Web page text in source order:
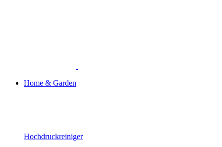
Home & Garden
Hochdruckreiniger